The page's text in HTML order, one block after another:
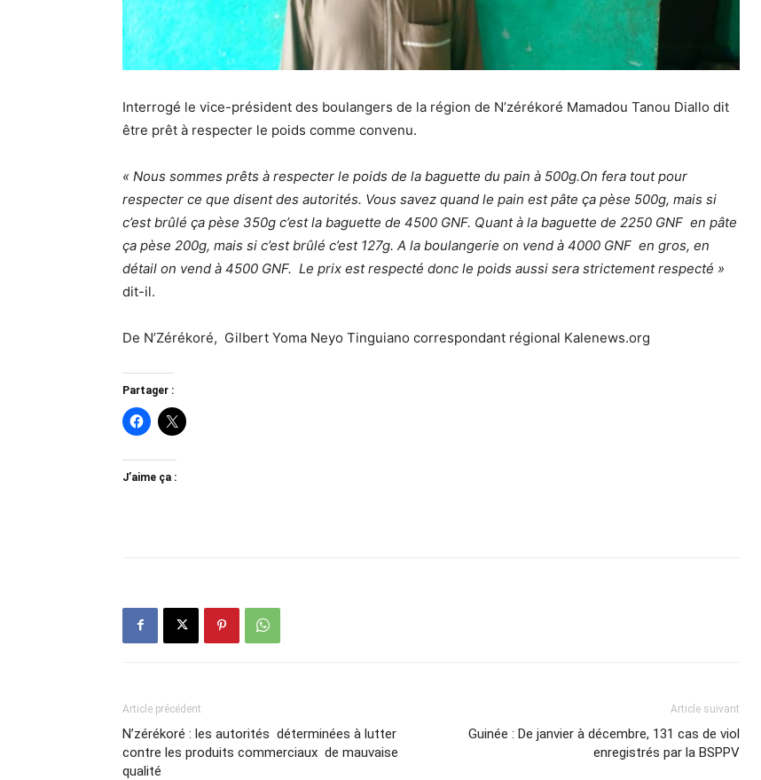
Interrogé le vice-président des boulangers de la région de N’zérékoré Mamadou Tanou Diallo dit
être prêt à respecter le poids comme convenu.
« Nous sommes prêts à respecter le poids de la baguette du pain à 500g.On fera tout pour
respecter ce que disent des autorités. Vous savez quand le pain est pâte ça pèse 500g, mais si
c’est brûlé ça pèse 350g c’est la baguette de 4500 GNF. Quant à la baguette de 2250 GNF en pâte
ça pèse 200g, mais si c’est brûlé c’est 127g. A la boulangerie on vend à 4000 GNF en gros, en
détail on vend à 4500 GNF. Le prix est respecté donc le poids aussi sera strictement respecté »
dit-il.
De N’Zérékoré, Gilbert Yoma Neyo Tinguiano correspondant régional Kalenews.org
Partager :
J’aime ça :
Article précédent
N’zérékoré : les autorités déterminées à lutter
contre les produits commerciaux de mauvaise
qualité
Article suivant
Guinée : De janvier à décembre, 131 cas de viol
enregistrés par la BSPPV